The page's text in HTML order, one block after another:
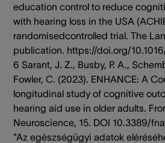
education control to reduce
with hearing loss in the USA
randomisedcontrolled trial. The
publication. https://doi.org/
6 Sarant, J. Z., Busby, P. A.,
Fowler, C. (2023). ENHANCE: A
longitudinal study of cognitive
hearing aid use in older adults.
Neuroscience, 15. DOI 10.3389/
*Az egészségügyi adatok